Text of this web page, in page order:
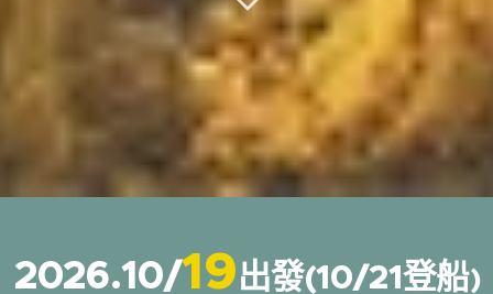
2026.10/19出發(10/21登船)